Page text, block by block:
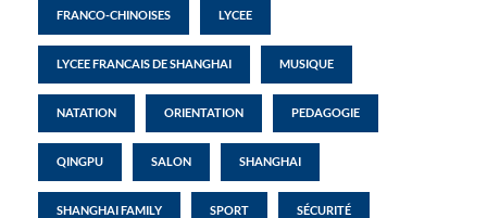
FRANCO-CHINOISES LYCEE
LYCEE FRANCAIS DE SHANGHAI MUSIQUE
NATATION ORIENTATION PEDAGOGIE
QINGPU SALON SHANGHAI
SHANGHAI FAMILY SPORT SÉCURITÉ